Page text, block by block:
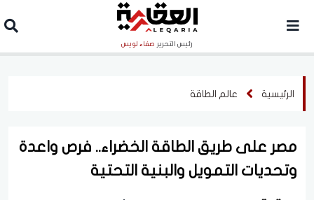
رئيس التحرير صفاء لويس
الرئيسية عالم الطاقة
مصر على طريق الطاقة الخضراء.. فرص واعدة
وتحديات التمويل والبنية التحتية